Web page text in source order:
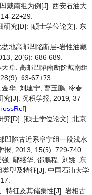
戴南组为例[J]. 西安石油大
22+29.
研究[D]: [硕士学位论文]. 东
地高邮凹陷断层-岩性油藏
20(6): 686-689.
卓. 高邮凹陷南断阶戴南组
63-67+73.
华, 刘建宁, 曹玉鹏, 冷春
究[J]. 沉积学报, 2019, 37
]
究[D]: [硕士学位论文]. 北京:
凹陷古近系阜宁组一段浅水
报, 2013, 15(5): 729-740.
, 鄢继华, 邵鹏程, 刘姚. 东
型及特征[J]. 中国石油大学
特征及其储集性[J]. 岩相古